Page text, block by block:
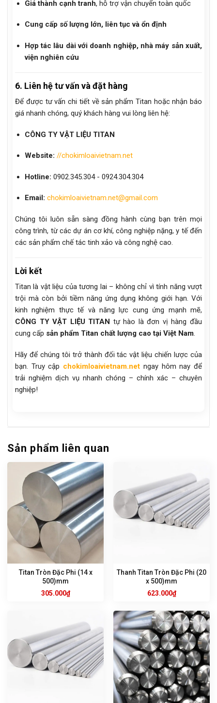
Giá thành cạnh tranh, hỗ trợ vận chuyển toàn quốc
Cung cấp số lượng lớn, liên tục và ổn định
Hợp tác lâu dài với doanh nghiệp, nhà máy sản xuất,
viện nghiên cứu
6. Liên hệ tư vấn và đặt hàng
Để được tư vấn chi tiết về sản phẩm Titan hoặc nhận báo
giá nhanh chóng, quý khách hàng vui lòng liên hệ:
CÔNG TY VẬT LIỆU TITAN
Website: //chokimloaivietnam.net
Hotline: 0902.345.304 - 0924.304.304
Email: chokimloaivietnam.net@gmail.com
Chúng tôi luôn sẵn sàng đồng hành cùng bạn trên mọi
công trình, từ các dự án cơ khí, công nghiệp nặng, y tế đến
các sản phẩm chế tác tinh xảo và công nghệ cao.
Lời kết
Titan là vật liệu của tương lai – không chỉ vì tính năng vượt
trội mà còn bởi tiềm năng ứng dụng không giới hạn. Với
kinh nghiệm thực tế và năng lực cung ứng mạnh mẽ,
CÔNG TY VẬT LIỆU TITAN tự hào là đơn vị hàng đầu
cung cấp sản phẩm Titan chất lượng cao tại Việt Nam.
Hãy để chúng tôi trở thành đối tác vật liệu chiến lược của
bạn. Truy cập chokimloaivietnam.net ngay hôm nay để
trải nghiệm dịch vụ nhanh chóng – chính xác – chuyên
nghiệp!
Sản phẩm liên quan
Titan Tròn Đặc Phi (14 x
500)mm
305.000₫
Thanh Titan Tròn Đặc Phi (20
x 500)mm
623.000₫